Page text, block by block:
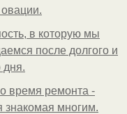
в которую мы
после долгого и
дня.
время ремонта -
знакомая многим.